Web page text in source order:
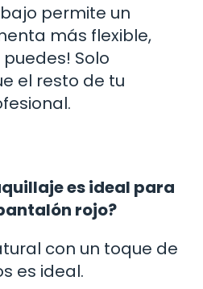
permite un
más flexible,
Solo
el resto de tu
es ideal para
rojo?
con un toque de
es ideal.